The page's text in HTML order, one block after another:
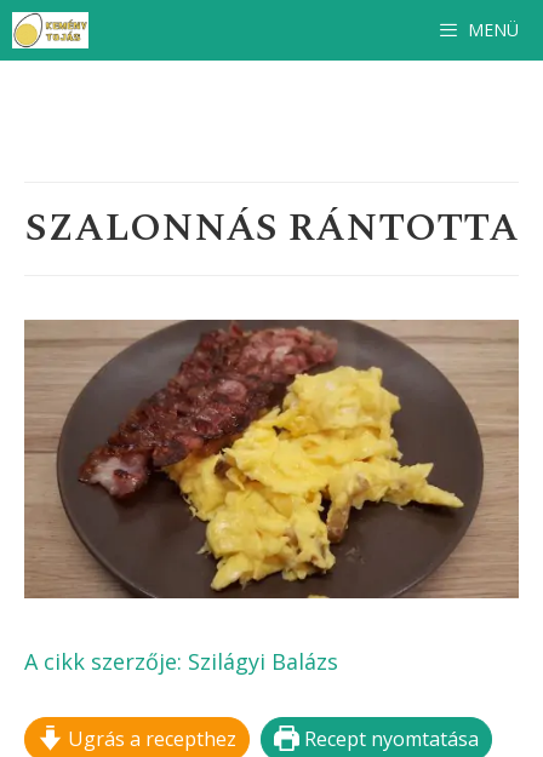
tartalomba
szakácskönyv
feliratkozóinknak
FELIRATKOZOM!